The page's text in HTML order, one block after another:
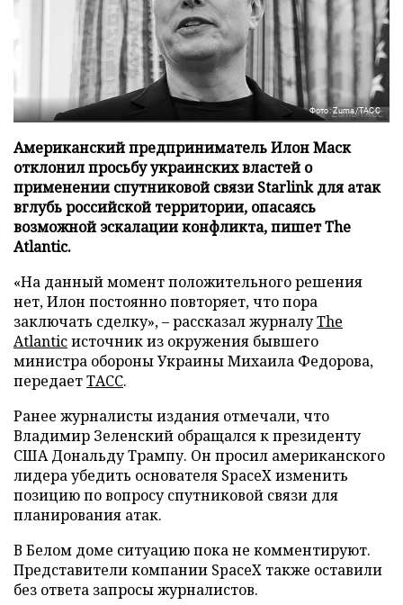
Фото: Zuma/ТАСС
Американский предприниматель Илон Маск
отклонил просьбу украинских властей о
применении спутниковой связи Starlink для атак
вглубь российской территории, опасаясь
возможной эскалации конфликта, пишет The
Atlantic.
«На данный момент положительного решения
нет, Илон постоянно повторяет, что пора
заключать сделку», – рассказал журналуThe
Atlanticисточник из окружения бывшего
министра обороны Украины Михаила Федорова,
передаетТАСС.
Ранее журналисты издания отмечали, что
Владимир Зеленский обращался к президенту
США Дональду Трампу. Он просил американского
лидера убедить основателя SpaceX изменить
позицию по вопросу спутниковой связи для
планирования атак.
В Белом доме ситуацию пока не комментируют.
Представители компании SpaceX также оставили
без ответа запросы журналистов.